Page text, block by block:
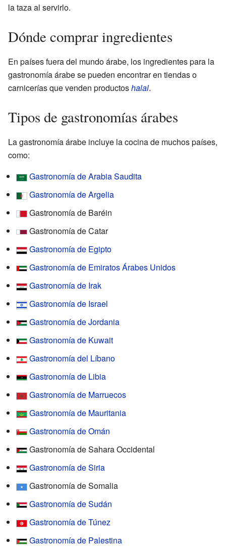
la taza al servirlo.
Dónde comprar ingredientes
En países fuera del mundo árabe, los ingredientes para la
gastronomía árabe se pueden encontrar en tiendas o
carnicerías que venden productoshalal.
Tipos de gastronomías árabes
La gastronomía árabe incluye la cocina de muchos países,
como:
Gastronomía de Arabia Saudita
Gastronomía de Argelia
Gastronomía de Baréin
Gastronomía de Catar
Gastronomía de Egipto
Gastronomía de Emiratos Árabes Unidos
Gastronomía de Irak
Gastronomía de Israel
Gastronomía de Jordania
Gastronomía de Kuwait
Gastronomía del Líbano
Gastronomía de Libia
Gastronomía de Marruecos
Gastronomía de Mauritania
Gastronomía de Omán
Gastronomía de Sahara Occidental
Gastronomía de Siria
Gastronomía de Somalia
Gastronomía de Sudán
Gastronomía de Túnez
Gastronomía de Palestina